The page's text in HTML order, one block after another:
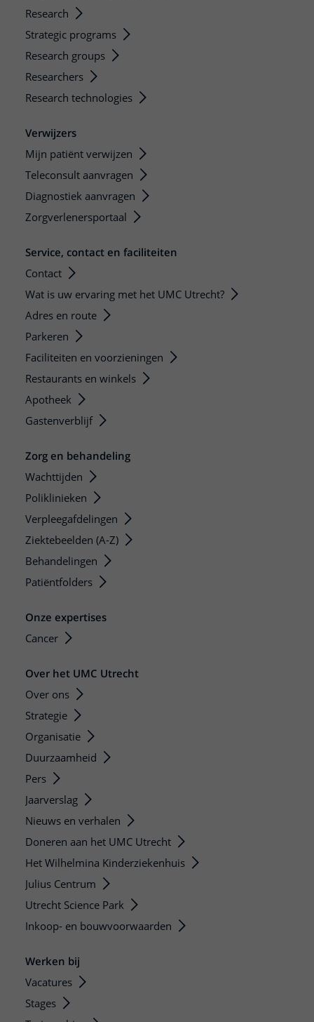
Research
Strategic programs
Research groups
Researchers
Research technologies
Verwijzers
Mijn patiënt verwijzen
Teleconsult aanvragen
Diagnostiek aanvragen
Zorgverlenersportaal
Service, contact en faciliteiten
Contact
Wat is uw ervaring met het UMC Utrecht?
Adres en route
Parkeren
Faciliteiten en voorzieningen
Restaurants en winkels
Apotheek
Gastenverblijf
Zorg en behandeling
Wachttijden
Poliklinieken
Verpleegafdelingen
Ziektebeelden (A-Z)
Behandelingen
Patiëntfolders
Onze expertises
Cancer
Over het UMC Utrecht
Over ons
Strategie
Organisatie
Duurzaamheid
Pers
Jaarverslag
Nieuws en verhalen
Doneren aan het UMC Utrecht
Het Wilhelmina Kinderziekenhuis
Julius Centrum
Utrecht Science Park
Inkoop- en bouwvoorwaarden
Werken bij
Vacatures
Stages